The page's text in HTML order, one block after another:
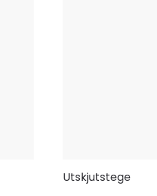
Utskjutstege